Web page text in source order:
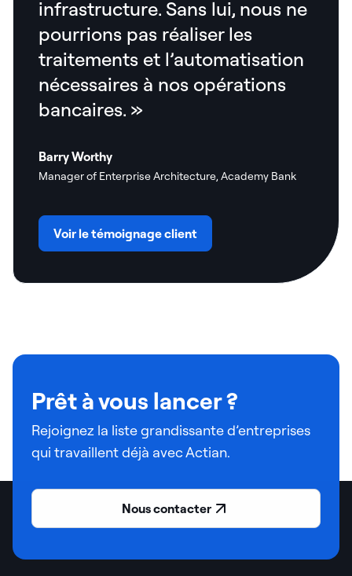
infrastructure. Sans lui, nous ne
pourrions pas réaliser les
traitements et l’automatisation
nécessaires à nos opérations
bancaires. »
Barry Worthy
Manager of Enterprise Architecture, Academy Bank
Voir le témoignage client
Prêt à vous lancer ?
Rejoignez la liste grandissante d’entreprises
qui travaillent déjà avec Actian.
Nous contacter